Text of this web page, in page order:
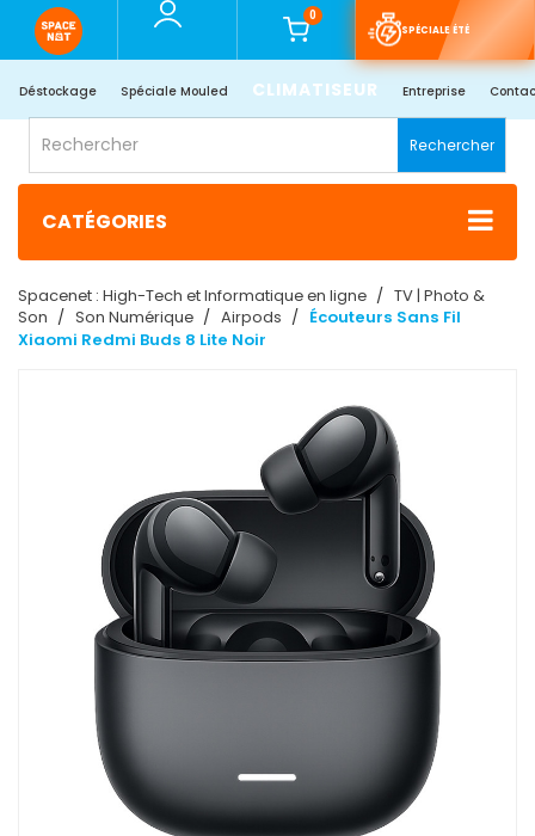
0
SPÉCIALE ÉTÉ
Déstockage Spéciale Mouled CLIMATISEUR Entreprise
Rechercher
CATÉGORIES
Spacenet : High-Tech et Informatique en ligne
TV | Photo &
Son
Son Numérique Airpods
Écouteurs Sans Fil
Xiaomi Redmi Buds 8 Lite Noir